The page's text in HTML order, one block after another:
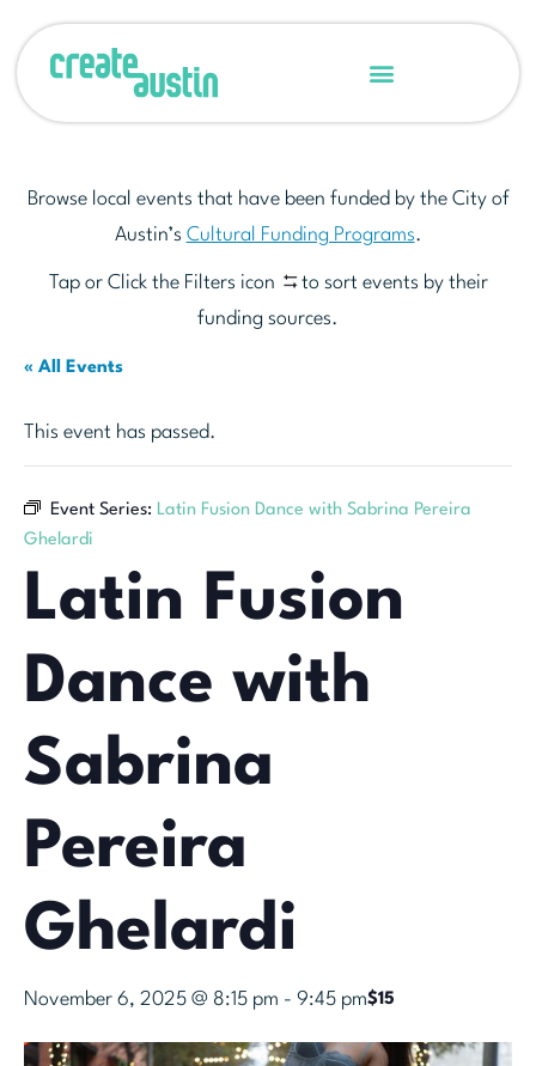
Browse local events that have been funded by the City of
Austin’s Cultural Funding Programs.
Tap or Click the Filters icon
to sort events by their
funding sources.
« All Events
This event has passed.
Event Series: Latin Fusion Dance with Sabrina Pereira
Ghelardi
Latin Fusion
Dance with
Sabrina
Pereira
Ghelardi
November 6, 2025 @ 8:15 pm - 9:45 pm$15